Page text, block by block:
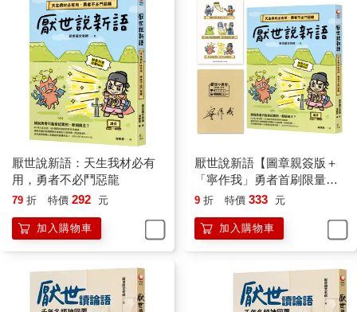
厭世說新語：天生我材必有
用，勇者不必鬥惡龍
79 折 特價 292 元
加入購物車
厭世說新語【圖章親簽版＋
「寧作我」勇者首刷限量貼
紙】：天生我材必有用，勇
9 折 特價 333 元
加入購物車